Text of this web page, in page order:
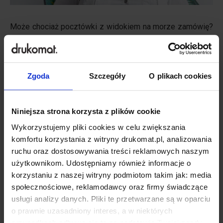
Zgoda Szczegóły O plikach cookies
Niniejsza strona korzysta z plików cookie
Wykorzystujemy pliki cookies w celu zwiększania
komfortu korzystania z witryny drukomat.pl, analizowania
ruchu oraz dostosowywania treści reklamowych naszym
użytkownikom. Udostępniamy również informacje o
korzystaniu z naszej witryny podmiotom takim jak: media
społecznościowe, reklamodawcy oraz firmy świadczące
usługi analizy danych. Pliki te przetwarzane są w oparciu
o prawnie uzasadniony interes, a w niektórych
Może chociaż pocztówki z widokiem na morze zamówię?
Skoro on nie może przyjechać nad to deszczowe morze.
W
tym roku nici z urlopu, masz coraz więcej materiałów do
projekty, drukarnia gładko uszlachetnia folią soft touch.
również ważne dla Ciebie. To tak, jak z programem
partnerskim w drukomacie. Macie siebie nawzajem, macie
gwarantowane wsparcie. Przyszłość maluje się w jasnych
barwach i wydaje się, że wszystko układa się wręcz
doskonale.